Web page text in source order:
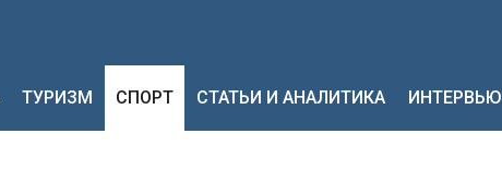
ТУРИЗМ СПОРТ СТАТЬИ И АНАЛИТИКА ИНТЕРВЬЮ